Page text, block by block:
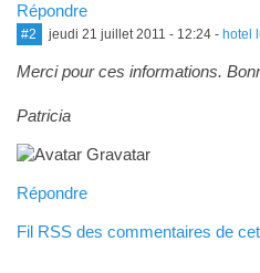
Répondre
#2 jeudi 21 juillet 2011 - 12:24- hotel
Merci pour ces informations.
Patricia
Répondre
Fil RSS des commentaires de